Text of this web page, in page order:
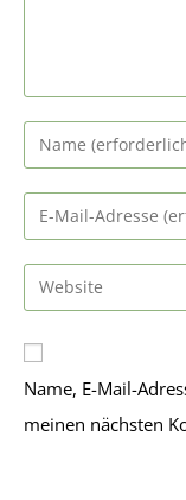
Name, E-Mail-
meinen nächsten